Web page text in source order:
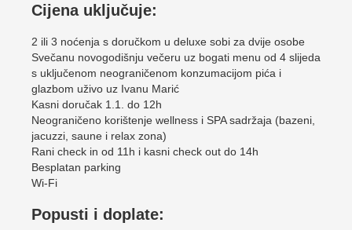
Cijena uključuje:
2 ili 3 noćenja s doručkom u deluxe sobi za dvije osobe
Svečanu novogodišnju večeru uz bogati menu od 4 slijeda
s uključenom neograničenom konzumacijom pića i
glazbom uživo uz Ivanu Marić
Kasni doručak 1.1. do 12h
Neograničeno korištenje wellness i SPA sadržaja (bazeni,
jacuzzi, saune i relax zona)
Rani check in od 11h i kasni check out do 14h
Besplatan parking
Wi-Fi
Popusti i doplate: